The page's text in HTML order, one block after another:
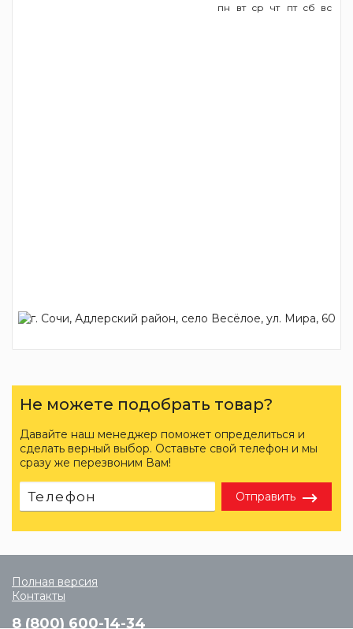
пн вт ср чт пт сб вс
Не можете подобрать товар?
Давайте наш менеджер поможет определиться и
сделать верный выбор. Оставьте свой телефон и мы
сразу же перезвоним Вам!
Отправить
Полная версия
Контакты
8 (800) 600-14-34